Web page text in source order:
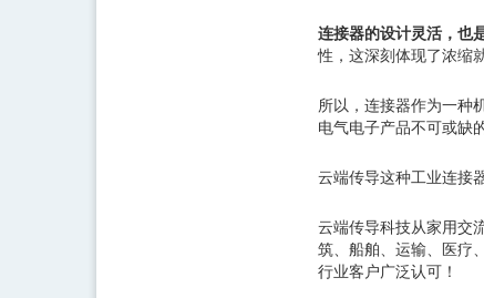
连接器的设计灵活，也
性，这深刻体现了浓缩
所以，连接器作为一种
电气电子产品不可或缺
云端传导这种工业连接
云端传导科技从家用交
筑、船舶、运输、医疗
行业客户广泛认可！